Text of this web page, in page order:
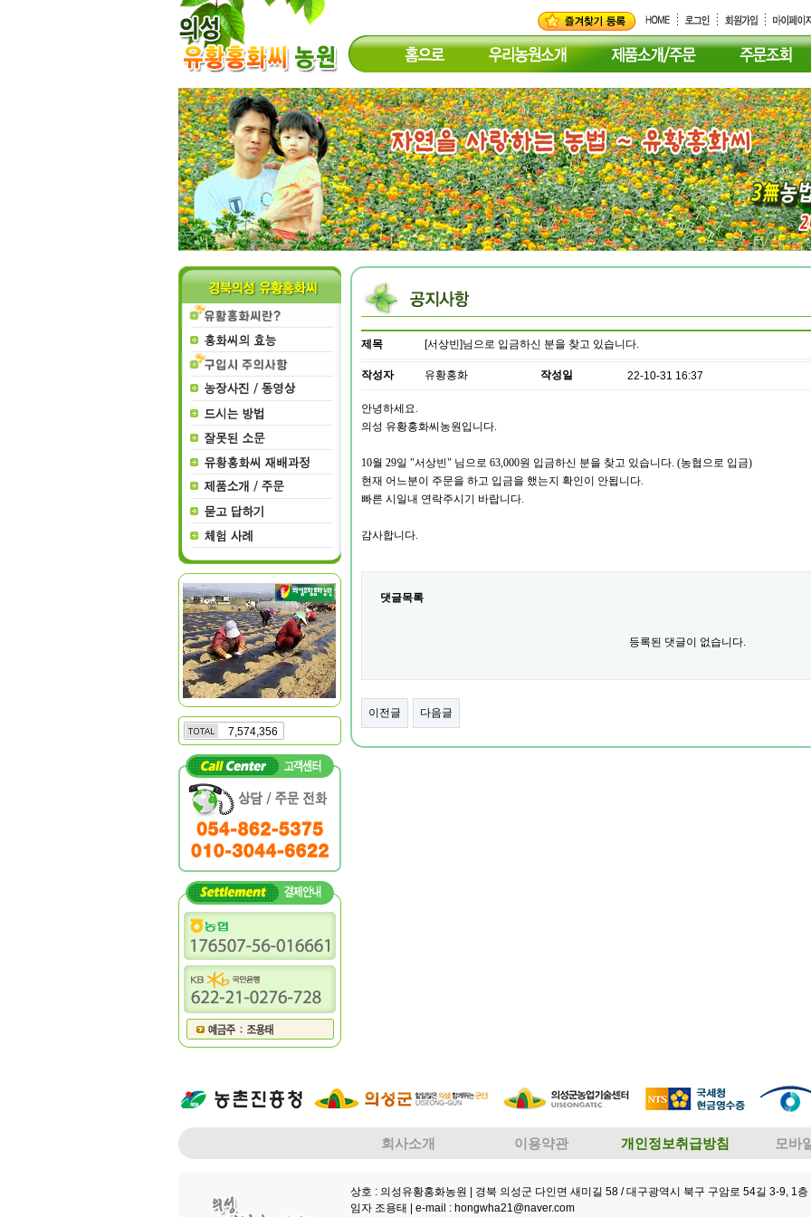
7,574,356
제목 [서상빈]님으로 입금하신 분을 찾고 있습니다.
작성자 유황홍화 작성일 22-10-31 16:37
안녕하세요.
의성 유황홍화씨농원입니다.
10월 29일 "서상빈" 님으로 63,000원 입금하신 분을 찾고 있습니다. (농협으로 입금)
현재 어느분이 주문을 하고 입금을 했는지 확인이 안됩니다.
빠른 시일내 연락주시기 바랍니다.
감사합니다.
댓글목록
등록된 댓글이 없습니다.
이전글 다음글
회사소개 이용약관 개인정보취급방침 모바
상호 : 의성유황홍화농원
| 경북 의성군 다인면 새미길 58 / 대구광역시 북구 구암로 54길 3-9, 1
임자 조용태 | e-mail : hongwha21@naver.com